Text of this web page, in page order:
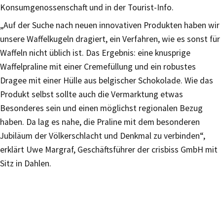
Konsumgenossenschaft und in der Tourist-Info.
„Auf der Suche nach neuen innovativen Produkten haben wir
unsere Waffelkugeln dragiert, ein Verfahren, wie es sonst für
Waffeln nicht üblich ist. Das Ergebnis: eine knusprige
Waffelpraline mit einer Cremefüllung und ein robustes
Dragee mit einer Hülle aus belgischer Schokolade. Wie das
Produkt selbst sollte auch die Vermarktung etwas
Besonderes sein und einen möglichst regionalen Bezug
haben. Da lag es nahe, die Praline mit dem besonderen
Jubiläum der Völkerschlacht und Denkmal zu verbinden“,
erklärt Uwe Margraf, Geschäftsführer der crisbiss GmbH mit
Sitz in Dahlen.